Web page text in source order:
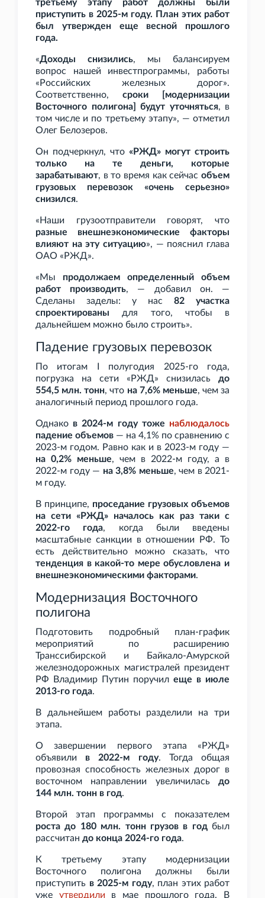
третьему этапу работ должны были
приступить в 2025-м году. План этих работ
был утвержден еще весной прошлого
года.
«Доходы снизились, мы балансируем
вопрос нашей инвестпрограммы, работы
«Российских железных дорог».
Соответственно, сроки [модернизации
Восточного полигона] будут уточняться, в
том числе и по третьему этапу», — отметил
Олег Белозеров.
Он подчеркнул, что «РЖД» могут строить
только на те деньги, которые
зарабатывают, в то время как сейчас объем
грузовых перевозок «очень серьезно»
снизился.
«Наши грузоотправители говорят, что
разные внешнеэкономические факторы
влияют на эту ситуацию», — пояснил глава
ОАО «РЖД».
«Мы продолжаем определенный объем
работ производить, — добавил он. —
Сделаны заделы: у нас 82 участка
спроектированы для того, чтобы в
дальнейшем можно было строить».
Падение грузовых перевозок
По итогам I
полугодия 2025-го года,
погрузка на сети «РЖД» снизилась до
554,5 млн. тонн, что на 7,6% меньше, чем за
аналогичный период прошлого года.
Однако в 2024-м году тоже наблюдалось
падение объемов — на 4,1% по сравнению с
2023-м годом. Равно как и в 2023-м году —
на 0,2% меньше, чем в 2022-м году, а в
2022-м году — на 3,8% меньше, чем в 2021-
м году.
В принципе, проседание грузовых объемов
на сети «РЖД» началось как раз таки с
2022-го года, когда были введены
масштабные санкции в отношении РФ. То
есть действительно можно сказать, что
тенденция в какой-то мере обусловлена и
внешнеэкономическими факторами.
Модернизация Восточного
полигона
Подготовить подробный план-график
мероприятий по расширению
Транссибирской и Байкало-Амурской
железнодорожных магистралей президент
РФ Владимир Путин поручил еще в июле
2013-го года.
В дальнейшем работы разделили на три
этапа.
О завершении первого этапа «РЖД»
объявили в 2022-м году. Тогда общая
провозная способность железных дорог в
восточном направлении увеличилась до
144 млн. тонн в год.
Второй этап программы с показателем
роста до 180 млн. тонн грузов в годбыл
рассчитан до конца 2024-го года.
К третьему этапу модернизации
Восточного полигона должны были
приступить в 2025-м году, план этих работ
уже утвердили в мае прошлого года. В